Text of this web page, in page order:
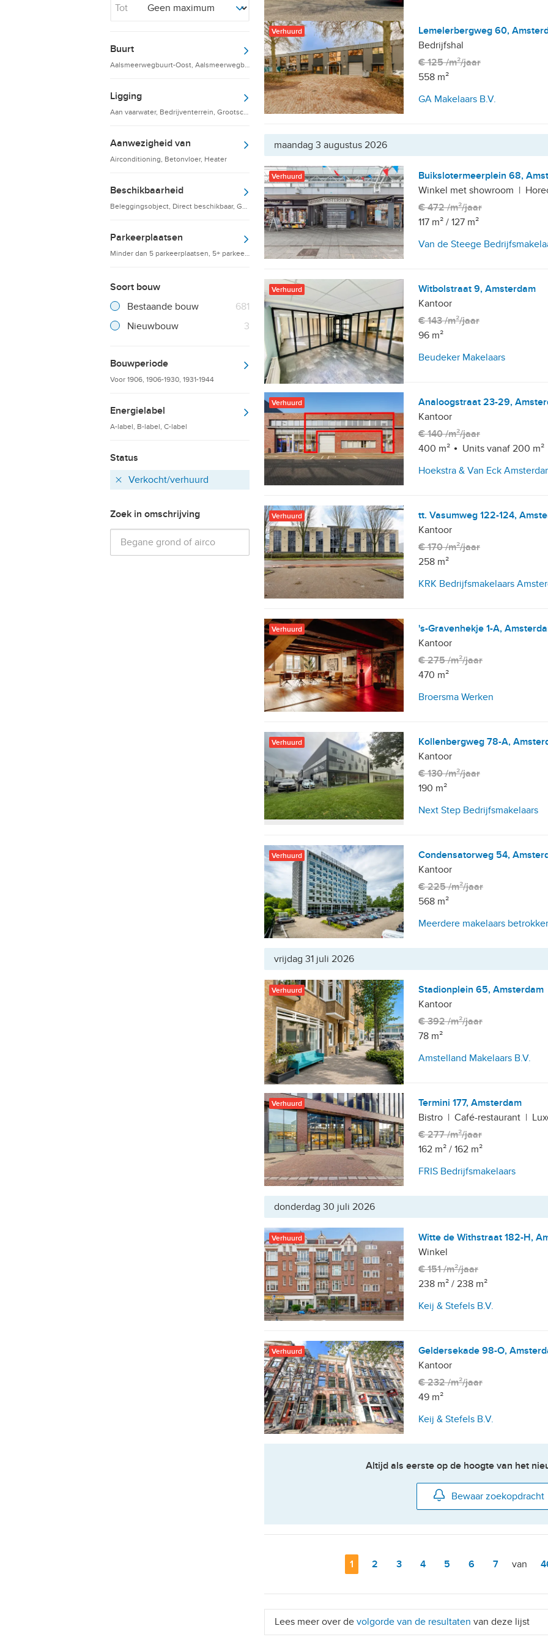
Tot
Buurt
Aalsmeerwegbuurt-Oost, Aalsmeerwegbuurt-West, Afrikahaven
Ligging
Aan vaarwater, Bedrijventerrein, Grootschalige detailhandelsvestigingen
Aanwezigheid van
Airconditioning, Betonvloer, Heater
Beschikbaarheid
Beleggingsobject, Direct beschikbaar, Gebruiksklaar
Parkeerplaatsen
Minder dan 5 parkeerplaatsen, 5+ parkeerplaatsen, 10+ parkeerplaatsen
Soort bouw
Filter verwijderen
Bestaande bouw 681
Resultaten
Nieuwbouw
3
Resultaten
Bouwperiode
Voor 1906, 1906-1930, 1931-1944
Energielabel
A-label, B-label, C-label
Status
Verwijder
Verkocht/verhuurd
Zoek in omschrijving
Verhuurd
Lemelerbergweg 60,
Bedrijfshal
€ 125 /m²/jaar
558 m²
GA Makelaars B.V.
maandag 3 augustus 2026
Verhuurd
Buikslotermeerplein 68,
Winkel met showroom |
€ 472 /m²/jaar
117 m² / 127 m²
Van de Steege
Verhuurd
Witbolstraat 9, Amsterdam
Kantoor
€ 143 /m²/jaar
96 m²
Beudeker Makelaars
Verhuurd
Analoogstraat 23-29,
Kantoor
€ 140 /m²/jaar
400 m²
Units vanaf 200 m²
Hoekstra & Van Eck
Verhuurd
tt. Vasumweg 122-124,
Kantoor
€ 170 /m²/jaar
258 m²
KRK Bedrijfsmakelaars
Verhuurd
's-Gravenhekje 1-A,
Kantoor
€ 275 /m²/jaar
470 m²
Broersma Werken
Verhuurd
Kollenbergweg 78-A,
Kantoor
€ 130 /m²/jaar
190 m²
Next Step Bedrijfsmakelaars
Verhuurd
Condensatorweg 54,
Kantoor
€ 225 /m²/jaar
568 m²
Meerdere makelaars
vrijdag 31 juli 2026
Verhuurd
Stadionplein 65, Amsterdam
Kantoor
€ 392 /m²/jaar
78 m²
Amstelland Makelaars B.V.
Verhuurd
Termini 177, Amsterdam
Bistro | Café-restaurant |
€ 277 /m²/jaar
162 m² / 162 m²
FRIS Bedrijfsmakelaars
donderdag 30 juli 2026
Verhuurd
Witte de Withstraat 182-H,
Winkel
€ 151 /m²/jaar
238 m² / 238 m²
Keij & Stefels B.V.
Verhuurd
Geldersekade 98-O,
Kantoor
€ 232 /m²/jaar
49 m²
Keij & Stefels B.V.
Altijd als eerste op de hoogte van het
Bewaar zoekopdracht
Pagina
1 Pagina
2 Pagina
3 Pagina
4 Pagina
5 Pagina
6 Pagina
7 van
Lees meer over de volgorde van de resultaten van deze lijst